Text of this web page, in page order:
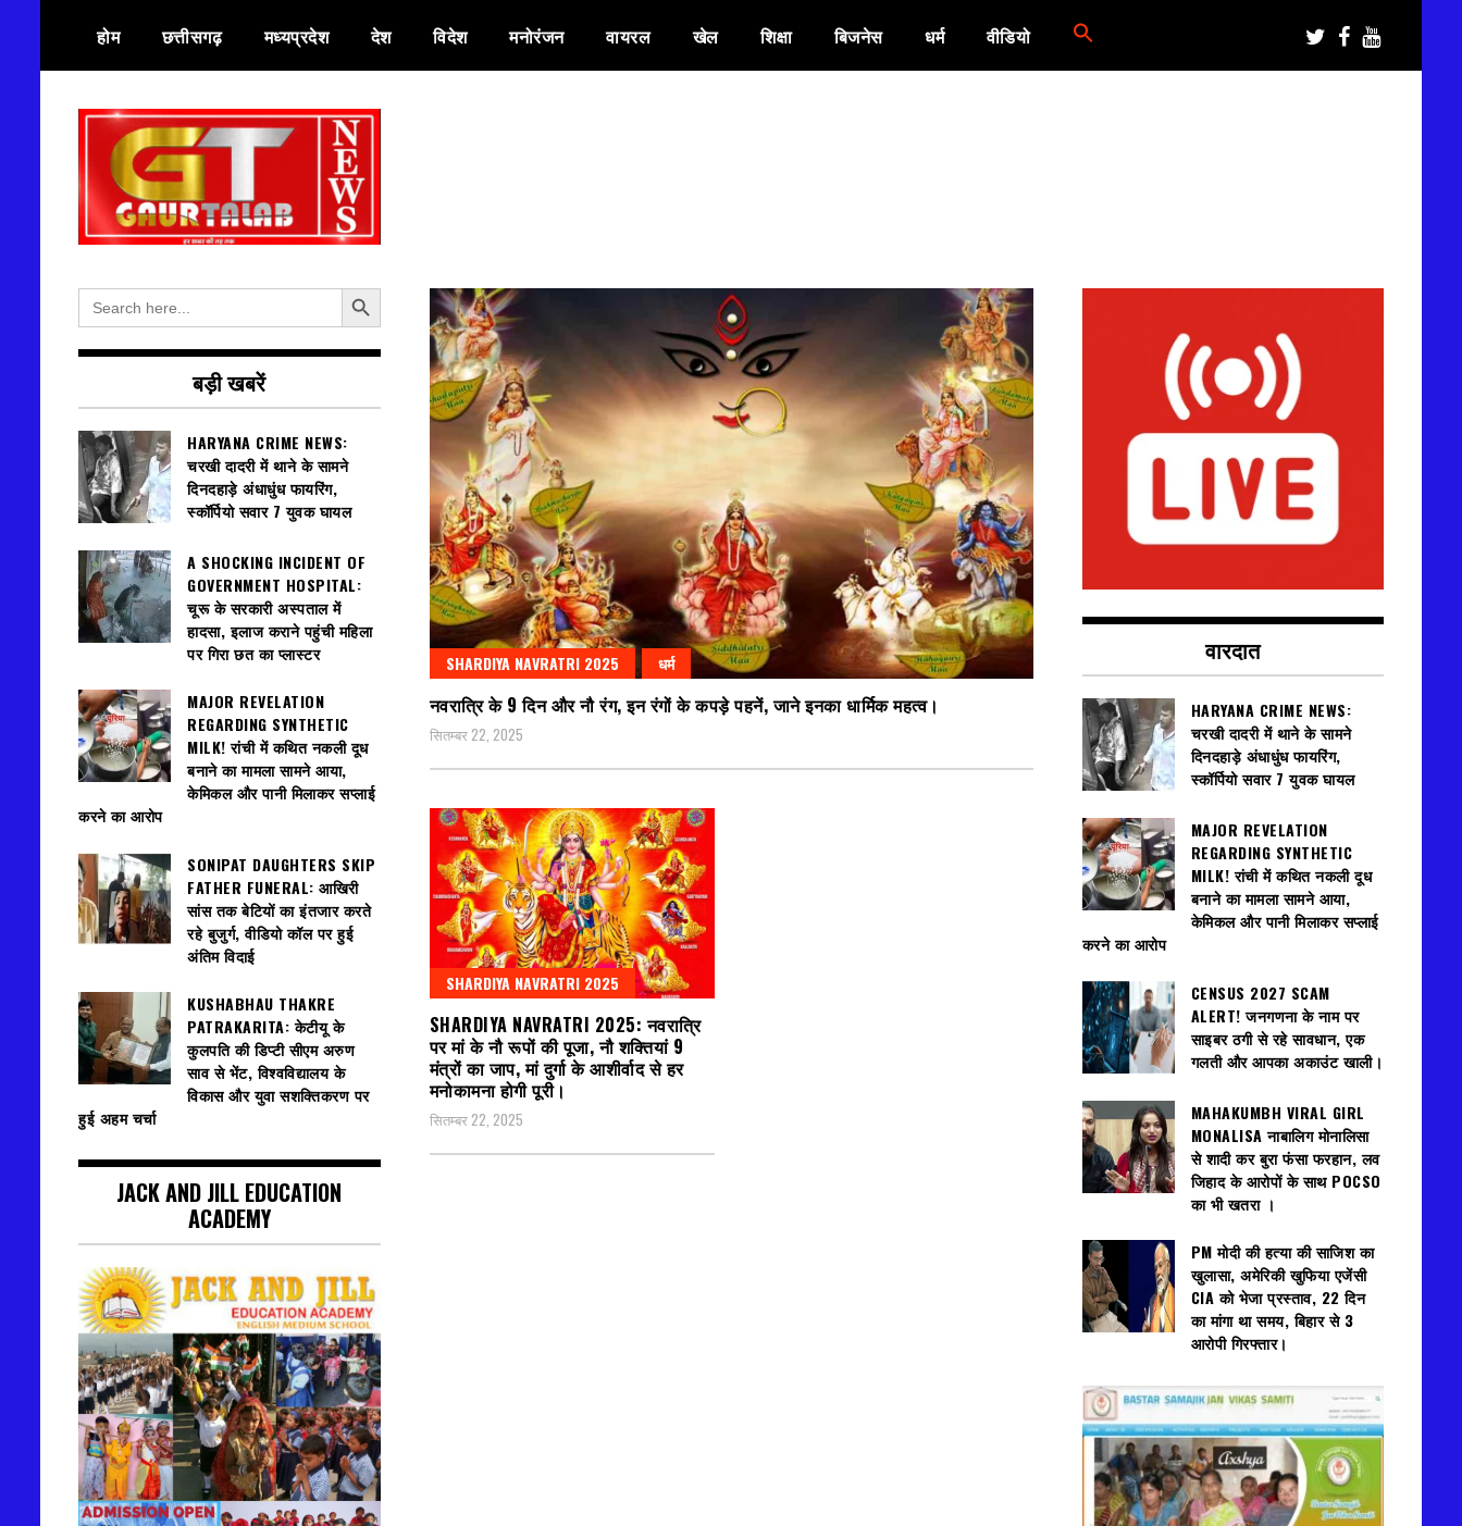
content
होम छत्तीसगढ़ मध्यप्रदेश देश विदेश मनोरंजन वायरल खेल शिक्षा बिजनेस धर्म वीडियो
गौरतलब न्यूज
SHARDIYA NAVRATRI 2025 धर्म
नवरात्रि के 9 दिन और नौ रंग, इन रंगों के कपड़े पहनें, जाने इनका धार्मिक महत्व।
सितम्बर 22, 2025
SHARDIYA NAVRATRI 2025
SHARDIYA NAVRATRI 2025: नवरात्रि
पर मां के नौ रूपों की पूजा, नौ शक्तियां 9
मंत्रों का जाप, मां दुर्गा के आशीर्वाद से हर
मनोकामना होगी पूरी।
सितम्बर 22, 2025
Search
for:
Search Button
बड़ी खबरें
HARYANA CRIME NEWS:
चरखी दादरी में थाने के सामने
दिनदहाड़े अंधाधुंध फायरिंग,
स्कॉर्पियो सवार 7 युवक घायल
A SHOCKING INCIDENT OF
GOVERNMENT HOSPITAL:
चूरू के सरकारी अस्पताल में
हादसा, इलाज कराने पहुंची महिला
पर गिरा छत का प्लास्टर
MAJOR REVELATION
REGARDING SYNTHETIC
MILK! रांची में कथित नकली दूध
बनाने का मामला सामने आया,
केमिकल और पानी मिलाकर सप्लाई
करने का आरोप
SONIPAT DAUGHTERS SKIP
FATHER FUNERAL: आखिरी
सांस तक बेटियों का इंतजार करते
रहे बुजुर्ग, वीडियो कॉल पर हुई
अंतिम विदाई
KUSHABHAU THAKRE
PATRAKARITA: केटीयू के
कुलपति की डिप्टी सीएम अरुण
साव से भेंट, विश्वविद्यालय के
विकास और युवा सशक्तिकरण पर
हुई अहम चर्चा
JACK AND JILL EDUCATION
ACADEMY
वारदात
HARYANA CRIME NEWS:
चरखी दादरी में थाने के सामने
दिनदहाड़े अंधाधुंध फायरिंग,
स्कॉर्पियो सवार 7 युवक घायल
MAJOR REVELATION
REGARDING SYNTHETIC
MILK! रांची में कथित नकली दूध
बनाने का मामला सामने आया,
केमिकल और पानी मिलाकर सप्लाई
करने का आरोप
CENSUS 2027 SCAM
ALERT! जनगणना के नाम पर
साइबर ठगी से रहे सावधान, एक
गलती और आपका अकाउंट खाली।
MAHAKUMBH VIRAL GIRL
MONALISA नाबालिग मोनालिसा
से शादी कर बुरा फंसा फरहान, लव
जिहाद के आरोपों के साथ POCSO
का भी खतरा ।
PM मोदी की हत्या की साजिश का
खुलासा, अमेरिकी खुफिया एजेंसी
CIA को भेजा प्रस्ताव, 22 दिन
का मांगा था समय, बिहार से 3
आरोपी गिरफ्तार।